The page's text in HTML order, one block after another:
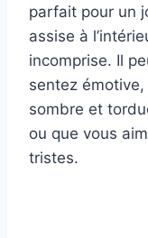
parfait pour un
assise à
incomprise. Il
sentez
sombre et
ou que vous
tristes.